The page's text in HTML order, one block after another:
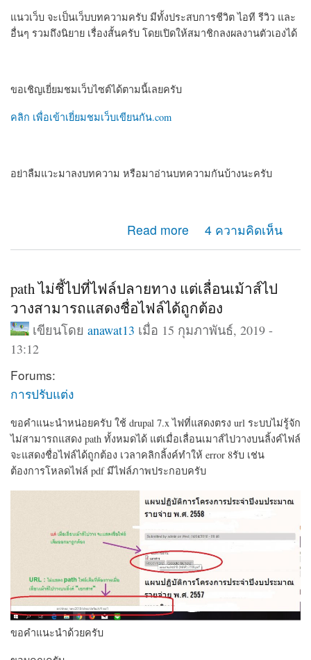
แนวเว็บ จะเป็นเว็บบทความครับ มีทั้งประสบการชีวิต ไอที รีวิว และ
อื่นๆ รวมถึงนิยาย เรื่องสั้นครับ โดยเปิดให้สมาชิกลงผลงานตัวเองได้
ขอเชิญเยี่ยมชมเว็บไซต์ได้ตามนี้เลยครับ
คลิก เพื่อเข้าเยี่ยมชมเว็บเขียนกัน.com
อย่าลืมแวะมาลงบทความ หรือมาอ่านบทความกันบ้างนะครับ
Read more
about แนะนำเว็บไซต์ครับ สำหรับคนที่ชอบเขียนบทความ
หรือเรื่องสั้น
4 ความคิดเห็น
path ไม่ชี้ไปที่ไฟล์ปลายทาง แต่เลื่อนเม้าส์ไป
วางสามารถแสดงชื่อไฟล์ได้ถูกต้อง
เขียนโดย anawat13 เมื่อ 15 กุมภาพันธ์, 2019 -
13:12
Forums:
การปรับแต่ง
ขอคำแนะนำหน่อยครับ ใช้ drupal 7.x ไฟที่แสดงตรง url ระบบไม่รู้จัก
ไม่สามารถแสดง path ทั้งหมดได้ แต่เมื่อเลื่อนเมาส์ไปวางบนลิ้งค์ไฟล์
จะแสดงชื่อไฟล์ได้ถูกต้อง เวลาคลิกลิ้งค์ทำให้ error 8รับ เช่น
ต้องการโหลดไฟล์ pdf มีไฟล์ภาพประกอบครับ
ขอคำแนะนำด้วยครับ